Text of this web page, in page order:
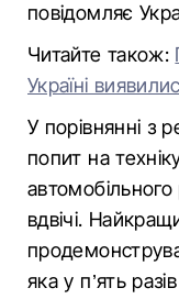
повідомляє
Читайте також:
Україні
У порівнянні з
попит на
вдвічі.
яка у п’ять